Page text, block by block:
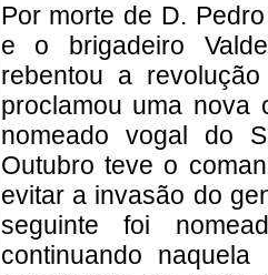
Por morte de D.
e o brigadeiro
rebentou a
proclamou uma nova
nomeado vogal do
Outubro teve o
evitar a invasão do
seguinte foi
continuando